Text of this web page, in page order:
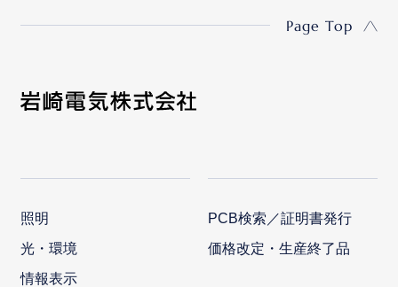
Page Top
照明
光・環境
情報表示
PCB検索／証明書発行
価格改定・生産終了品